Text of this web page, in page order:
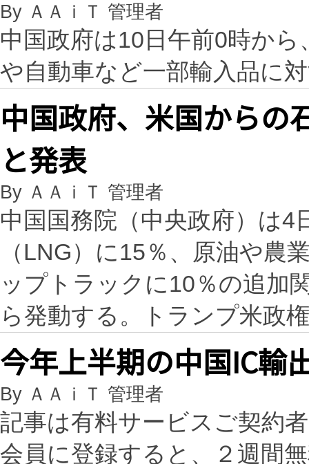
By ＡＡｉＴ 管理者
中国政府は10日午前0時か
や自動車など一部輸入品に
中国政府、米国からの
と発表
By ＡＡｉＴ 管理者
中国国務院（中央政府）は
（LNG）に15％、原油や農
ップトラックに10％の追加
ら発動する。トランプ米政
今年上半期の中国IC輸
By ＡＡｉＴ 管理者
記事は有料サービスご契約
会員に登録すると、２週間